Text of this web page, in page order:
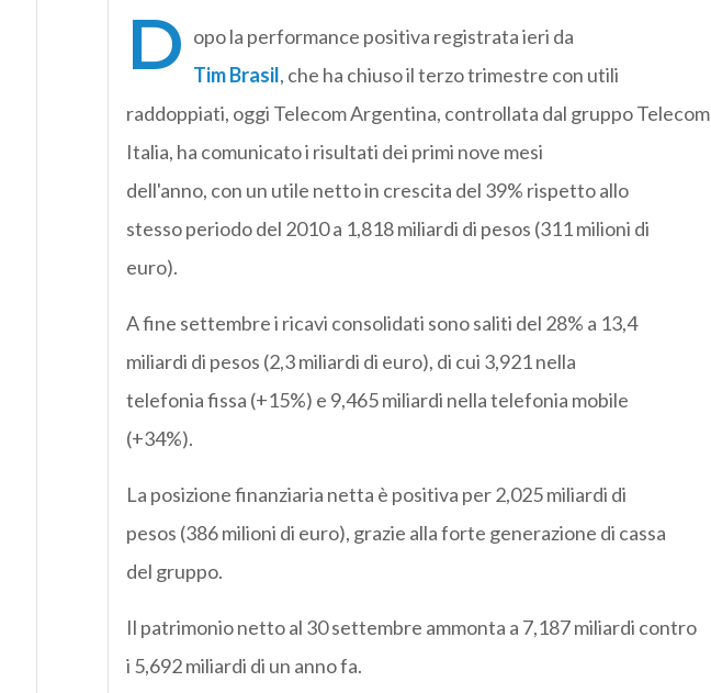
D opo la performance positiva registrata ieri da
Tim Brasil, che ha chiuso il terzo trimestre con utili
raddoppiati, oggi Telecom Argentina, controllata dal gruppo Telecom
Italia, ha comunicato i risultati dei primi nove mesi
dell'anno, con un utile netto in crescita del 39% rispetto allo
stesso periodo del 2010 a 1,818 miliardi di pesos (311 milioni di
euro).
A fine settembre i ricavi consolidati sono saliti del 28% a 13,4
miliardi di pesos (2,3 miliardi di euro), di cui 3,921 nella
telefonia fissa (+15%) e 9,465 miliardi nella telefonia mobile
(+34%).
La posizione finanziaria netta è positiva per 2,025 miliardi di
pesos (386 milioni di euro), grazie alla forte generazione di cassa
del gruppo.
Il patrimonio netto al 30 settembre ammonta a 7,187 miliardi contro
i 5,692 miliardi di un anno fa.